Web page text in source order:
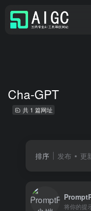
Cha-GPT
共 1 篇网址
排序 发布 更
将你的提